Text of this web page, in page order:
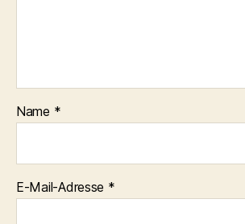
Name *
E-Mail-Adresse *